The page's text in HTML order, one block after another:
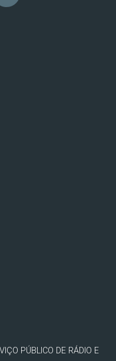
PÚBLICO DE RÁDIO E